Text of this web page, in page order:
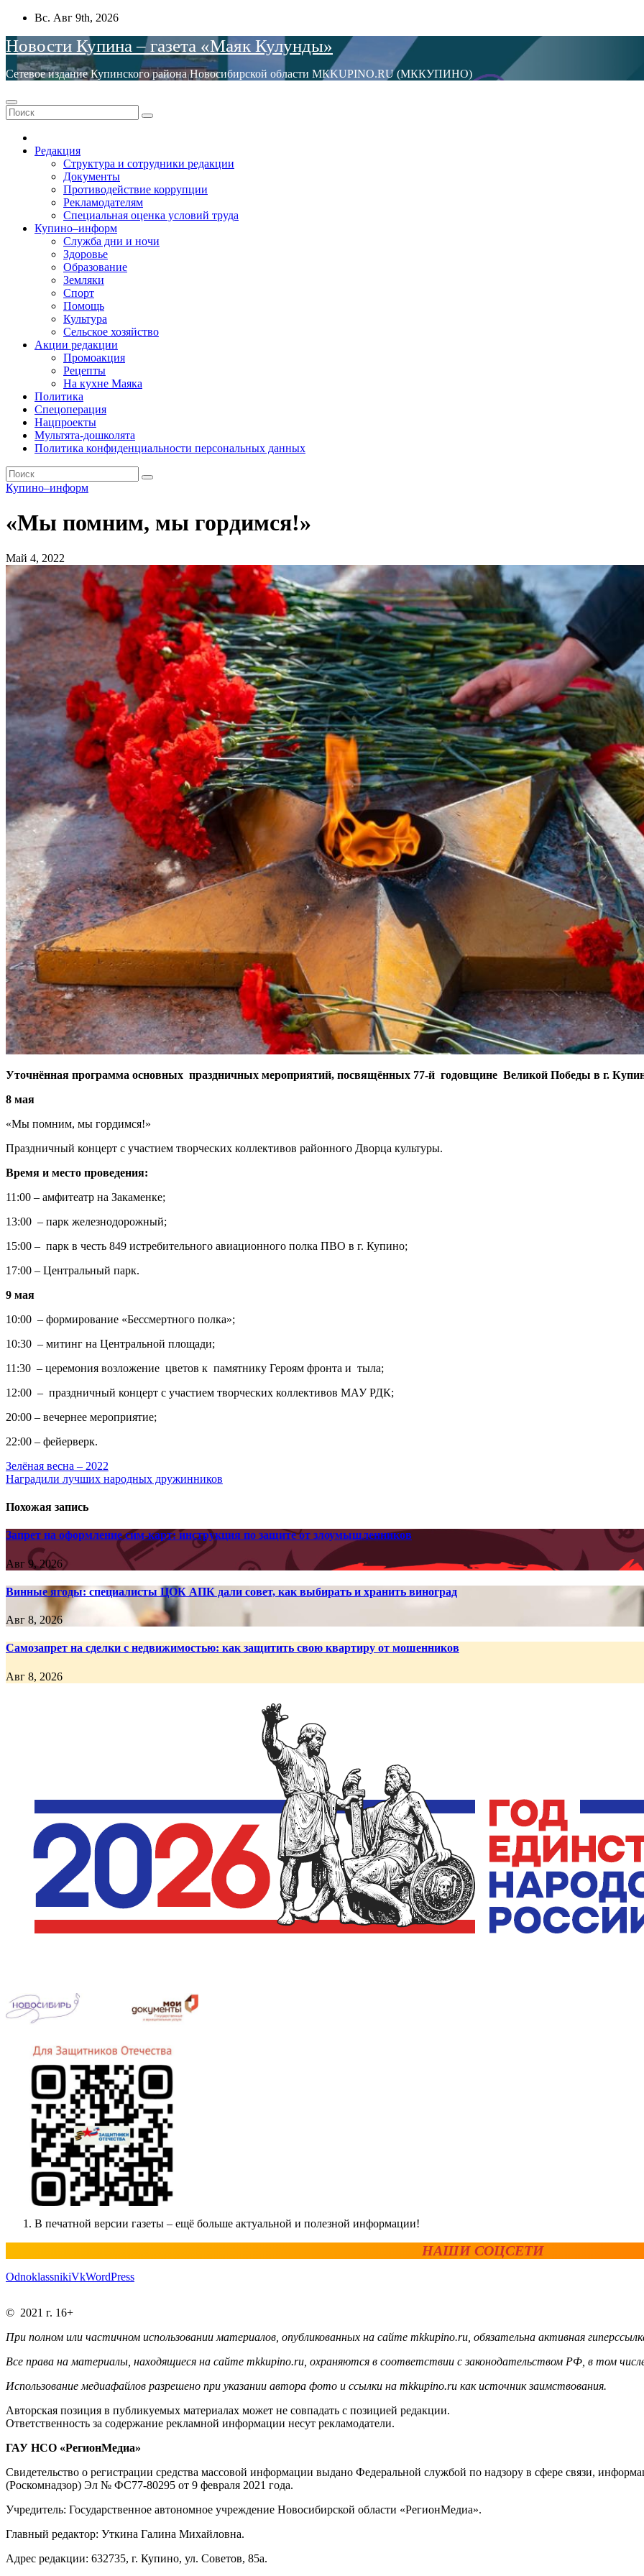
Перейти
содержимому
Вс. Авг 9th, 2026
Новости Купина – газета «Маяк Кулунды»
Сетевое издание Купинского района Новосибирской области МКKUPINO.RU (МККУПИНО)
Редакция
Структура и сотрудники редакции
Документы
Противодействие коррупции
Рекламодателям
Специальная оценка условий труда
Купино–информ
Служба дни и ночи
Здоровье
Образование
Земляки
Спорт
Помощь
Культура
Сельское хозяйство
Акции редакции
Промоакция
Рецепты
На кухне Маяка
Политика
Спецоперация
Нацпроекты
Мультята-дошколята
Политика конфиденциальности персональных данных
Купино–информ
«Мы помним, мы гордимся!»
Май 4, 2022
Уточнённая программа основных праздничных мероприятий, посвящённых 77-й годовщине Великой Победы в г.
8 мая
«Мы помним, мы гордимся!»
Праздничный концерт с участием творческих коллективов районного Дворца культуры.
Время и место проведения:
11:00 – амфитеатр на Закаменке;
13:00 – парк железнодорожный;
15:00 – парк в честь 849 истребительного авиационного полка ПВО в г. Купино;
17:00 – Центральный парк.
9 мая
10:00 – формирование «Бессмертного полка»;
10:30 – митинг на Центральной площади;
11:30 – церемония возложение цветов к памятнику Героям фронта и тыла;
12:00 – праздничный концерт с участием творческих коллективов МАУ РДК;
20:00 – вечернее мероприятие;
22:00 – фейерверк.
Навигация
по
записям
Зелёная весна – 2022
Наградили лучших народных дружинников
Похожая запись
Запрет на оформление сим-карт: инструкция по защите от злоумышленников
Авг 9, 2026
Винные ягоды: специалисты ЦОК АПК дали совет, как выбирать и хранить виноград
Авг 8, 2026
Самозапрет на сделки с недвижимостью: как защитить свою квартиру от мошенников
Авг 8, 2026
В печатной версии газеты – ещё больше актуальной и полезной информации!
НАШИ СОЦСЕТИ
OdnoklassnikiVkWordPress
© 2021 г. 16+
При полном или частичном использовании материалов, опубликованных на сайте mkkupino.ru, обязательна активная
Все права на материалы, находящиеся на сайте mkkupino.ru, охраняются в соответствии с законодательством РФ, в том
Использование медиафайлов разрешено при указании автора фото и ссылки на mkkupino.ru как источник заимствования.
Авторская позиция в публикуемых материалах может не совпадать с позицией редакции.
Ответственность за содержание рекламной информации несут рекламодатели.
ГАУ НСО «РегионМедиа»
Свидетельство о регистрации средства массовой информации выдано Федеральной службой по надзору в сфере связи,
(Роскомнадзор) Эл № ФС77-80295 от 9 февраля 2021 года.
Учредитель: Государственное автономное учреждение Новосибирской области «РегионМедиа».
Главный редактор: Уткина Галина Михайловна.
Адрес редакции: 632735, г. Купино, ул. Советов, 85а.